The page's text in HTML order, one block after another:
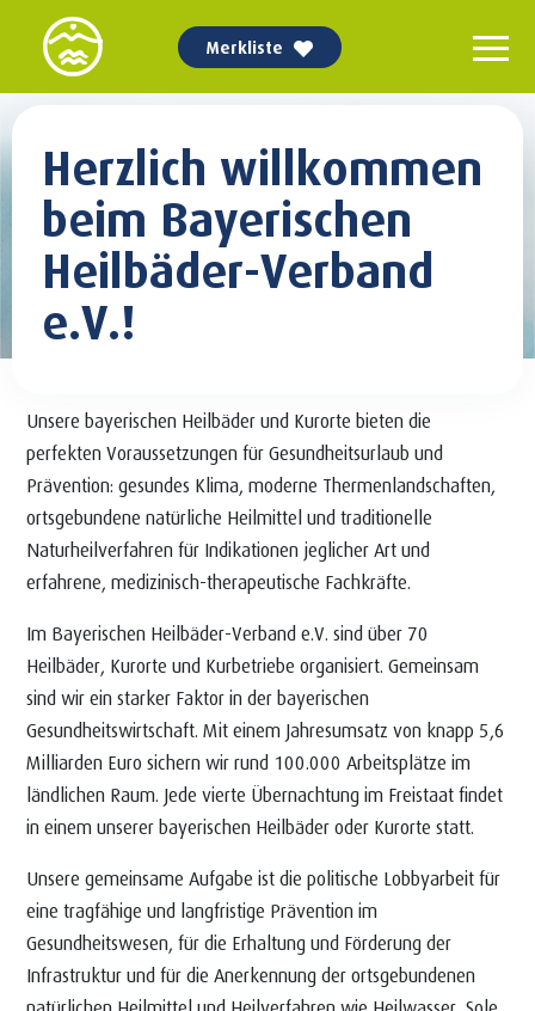
Merkliste
Herzlich willkommen
beim Bayerischen
Heilbäder-Verband
e.V.!
Unsere bayerischen Heilbäder und Kurorte bieten die
perfekten Voraussetzungen für Gesundheitsurlaub und
Prävention: gesundes Klima, moderne Thermenlandschaften,
ortsgebundene natürliche Heilmittel und traditionelle
Naturheilverfahren für Indikationen jeglicher Art und
erfahrene, medizinisch-therapeutische Fachkräfte.
Im Bayerischen Heilbäder-Verband e.V. sind über 70
Heilbäder, Kurorte und Kurbetriebe organisiert. Gemeinsam
sind wir ein starker Faktor in der bayerischen
Gesundheitswirtschaft. Mit einem Jahresumsatz von knapp 5,6
Milliarden Euro sichern wir rund 100.000 Arbeitsplätze im
ländlichen Raum. Jede vierte Übernachtung im Freistaat findet
in einem unserer bayerischen Heilbäder oder Kurorte statt.
Unsere gemeinsame Aufgabe ist die politische Lobbyarbeit für
eine tragfähige und langfristige Prävention im
Gesundheitswesen, für die Erhaltung und Förderung der
Infrastruktur und für die Anerkennung der ortsgebundenen